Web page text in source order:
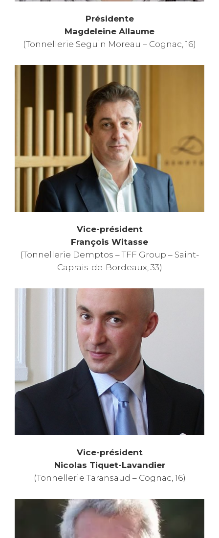
Présidente
Magdeleine Allaume
(Tonnellerie Seguin Moreau – Cognac, 16)
Vice-président
François Witasse
(Tonnellerie Demptos – TFF Group – Saint-
Caprais-de-Bordeaux, 33)
Vice-président
Nicolas Tiquet-Lavandier
(Tonnellerie Taransaud – Cognac, 16)